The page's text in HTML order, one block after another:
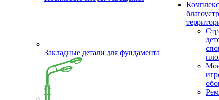
Закладные детали для фундамента